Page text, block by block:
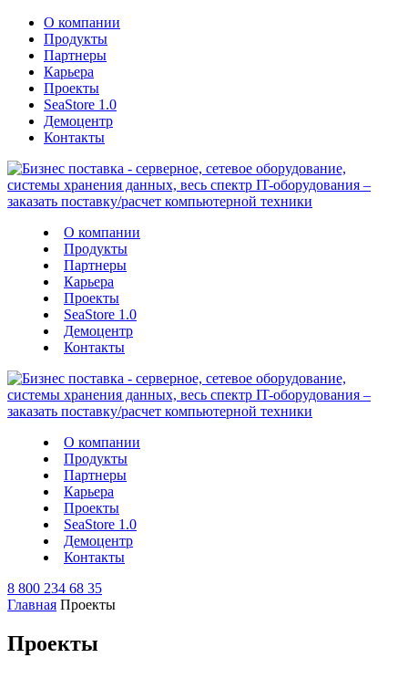
О компании
Продукты
Партнеры
Карьера
Проекты
SeaStore 1.0
Демоцентр
Контакты
О компании
Продукты
Партнеры
Карьера
Проекты
SeaStore 1.0
Демоцентр
Контакты
О компании
Продукты
Партнеры
Карьера
Проекты
SeaStore 1.0
Демоцентр
Контакты
8 800 234 68 35
Главная Проекты
Проекты